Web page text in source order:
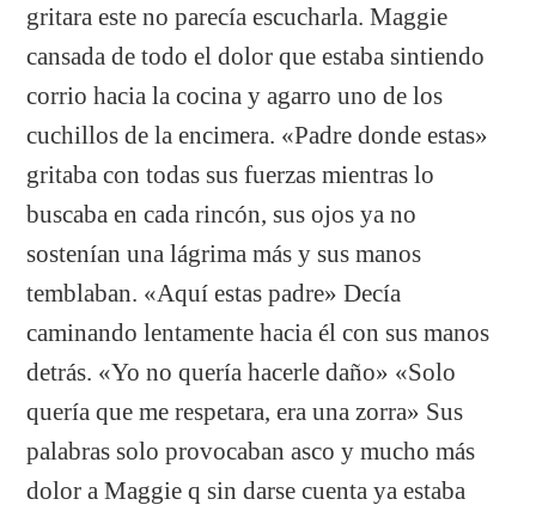
gritara este no parecía escucharla. Maggie
cansada de todo el dolor que estaba sintiendo
corrio hacia la cocina y agarro uno de los
cuchillos de la encimera. «Padre donde estas»
gritaba con todas sus fuerzas mientras lo
buscaba en cada rincón, sus ojos ya no
sostenían una lágrima más y sus manos
temblaban. «Aquí estas padre» Decía
caminando lentamente hacia él con sus manos
detrás. «Yo no quería hacerle daño» «Solo
quería que me respetara, era una zorra» Sus
palabras solo provocaban asco y mucho más
dolor a Maggie q sin darse cuenta ya estaba